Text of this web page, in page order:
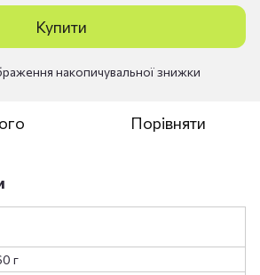
Купити
накопичувальної знижки
Порівняти
г